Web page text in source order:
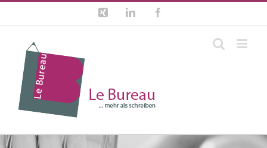
Zum
springen
Xing LinkedIn